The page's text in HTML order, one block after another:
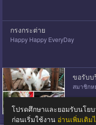
กรงกระต่าย
Happy Happy EveryDay
ขอรับบ
สมาชิกห
โปรดศึกษาและยอมรับนโย
ก่อนเริ่มใช้งาน อ่านเพิ่มเติม